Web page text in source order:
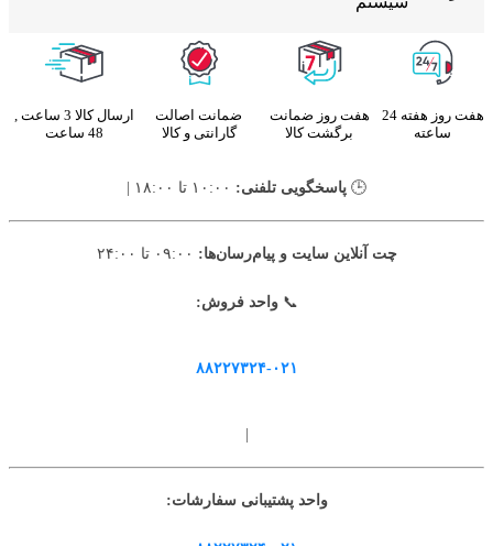
هفت روز هفته 24
ساعته
هفت روز ضمانت
برگشت کالا
ضمانت اصالت
گارانتی و کالا
ارسال کالا 3 ساعت ,
48 ساعت
🕒 پاسخگویی تلفنی:
چت آنلاین سایت و پیام‌رسان‌ها:
📞واحد فروش:
۸۸۲۲۷۳۲۴-۰۲۱
|
واحد پشتیبانی سفارشات: